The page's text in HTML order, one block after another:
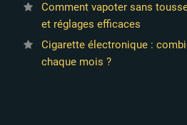
Comment vapoter sans
et réglages efficaces
Cigarette électronique :
chaque mois ?